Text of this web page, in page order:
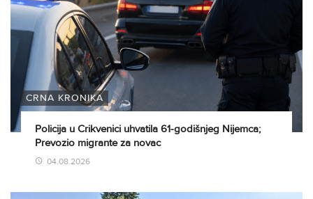
CRNA KRONIKA
Policija u Crikvenici uhvatila 61-godišnjeg Nijemca;
Prevozio migrante za novac
04.08.2026